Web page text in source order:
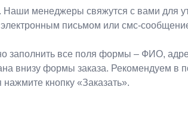
менеджеры свяжутся с вами для
письмом или смс-
заполнить все поля формы – ФИО,
внизу формы заказа. Рекомендуем в
кнопку «Заказать».